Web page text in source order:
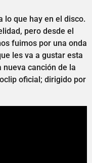
lo que hay en el disco.
pero desde el
fuimos por una onda
les va a gustar esta
nueva canción de la
oficial; dirigido por